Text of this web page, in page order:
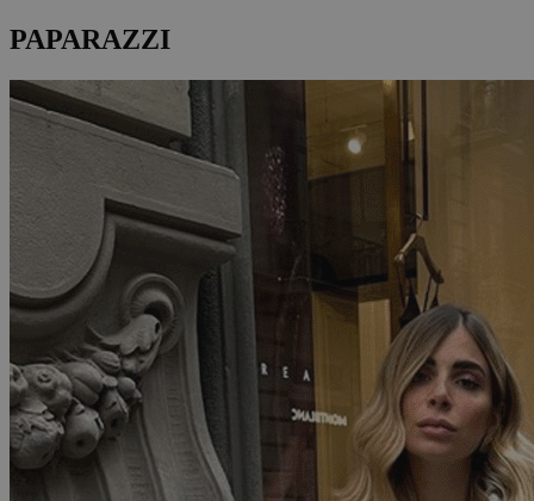
PAPARAZZI